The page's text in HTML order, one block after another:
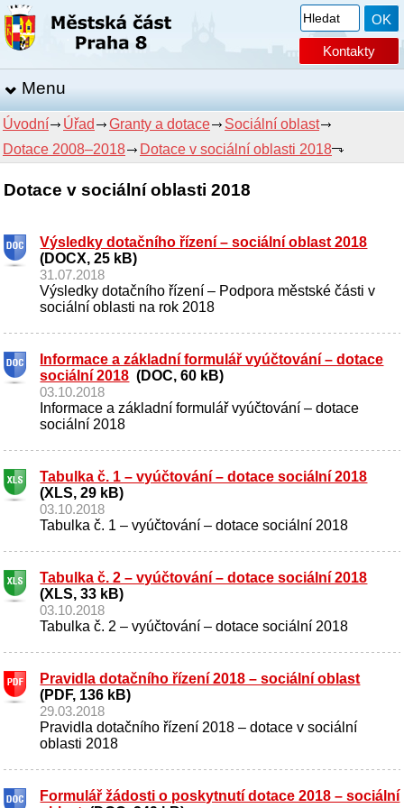
Kontakty
Menu
Úvodní Úřad Granty a dotace
Sociální oblast
Dotace 2008–2018
Dotace v sociální oblasti 2018
Dotace v sociální oblasti 2018
Výsledky dotačního řízení – sociální oblast 2018
(DOCX, 25 kB)
31.07.2018
Výsledky dotačního řízení – Podpora městské části v
sociální oblasti na rok 2018
Informace a základní formulář vyúčtování – dotace
sociální 2018 (DOC, 60 kB)
03.10.2018
Informace a základní formulář vyúčtování – dotace
sociální 2018
Tabulka č. 1 – vyúčtování – dotace sociální 2018
(XLS, 29 kB)
03.10.2018
Tabulka č. 1 – vyúčtování – dotace sociální 2018
Tabulka č. 2 – vyúčtování – dotace sociální 2018
(XLS, 33 kB)
03.10.2018
Tabulka č. 2 – vyúčtování – dotace sociální 2018
Pravidla dotačního řízení 2018 – sociální oblast
(PDF, 136 kB)
29.03.2018
Pravidla dotačního řízení 2018 – dotace v sociální
oblasti 2018
Formulář žádosti o poskytnutí dotace 2018 – sociální